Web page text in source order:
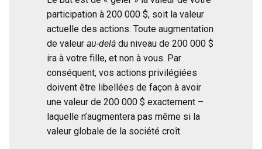
participation à 200 000 $, soit la valeur
actuelle des actions. Toute augmentation
de valeur au-delà du niveau de 200 000 $
ira à votre fille, et non à vous. Par
conséquent, vos actions privilégiées
doivent être libellées de façon à avoir
une valeur de 200 000 $ exactement –
laquelle n’augmentera pas même si la
valeur globale de la société croît.